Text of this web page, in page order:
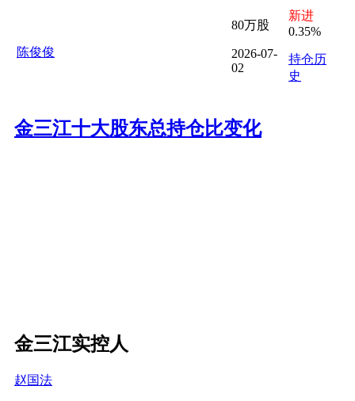
陈俊俊
80万股
2026-07-
02
新进
0.35%
持仓历
史
金三江十大股东总持仓比变化
金三江实控人
赵国法